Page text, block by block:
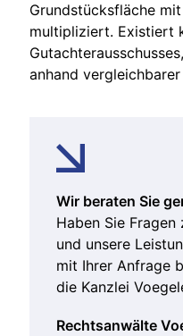
Grundstücksfläche
multipliziert. Existiert
anhand
Wir beraten Sie
Haben Sie
und unsere
mit Ihrer Anfrage
die Kanzlei
Rechtsanwälte